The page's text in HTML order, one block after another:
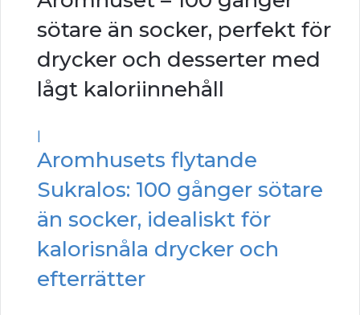
sötare än socker, perfekt för
drycker och desserter med
lågt kaloriinnehåll
|
Aromhusets flytande
Sukralos: 100 gånger sötare
än socker, idealiskt för
kalorisnåla drycker och
efterrätter